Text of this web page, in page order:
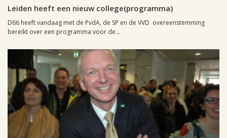
Leiden heeft een nieuw college(programma)
D66 heeft vandaag met de PvdA, de SP en de VVD overeenstemming
bereikt over een programma voor de...